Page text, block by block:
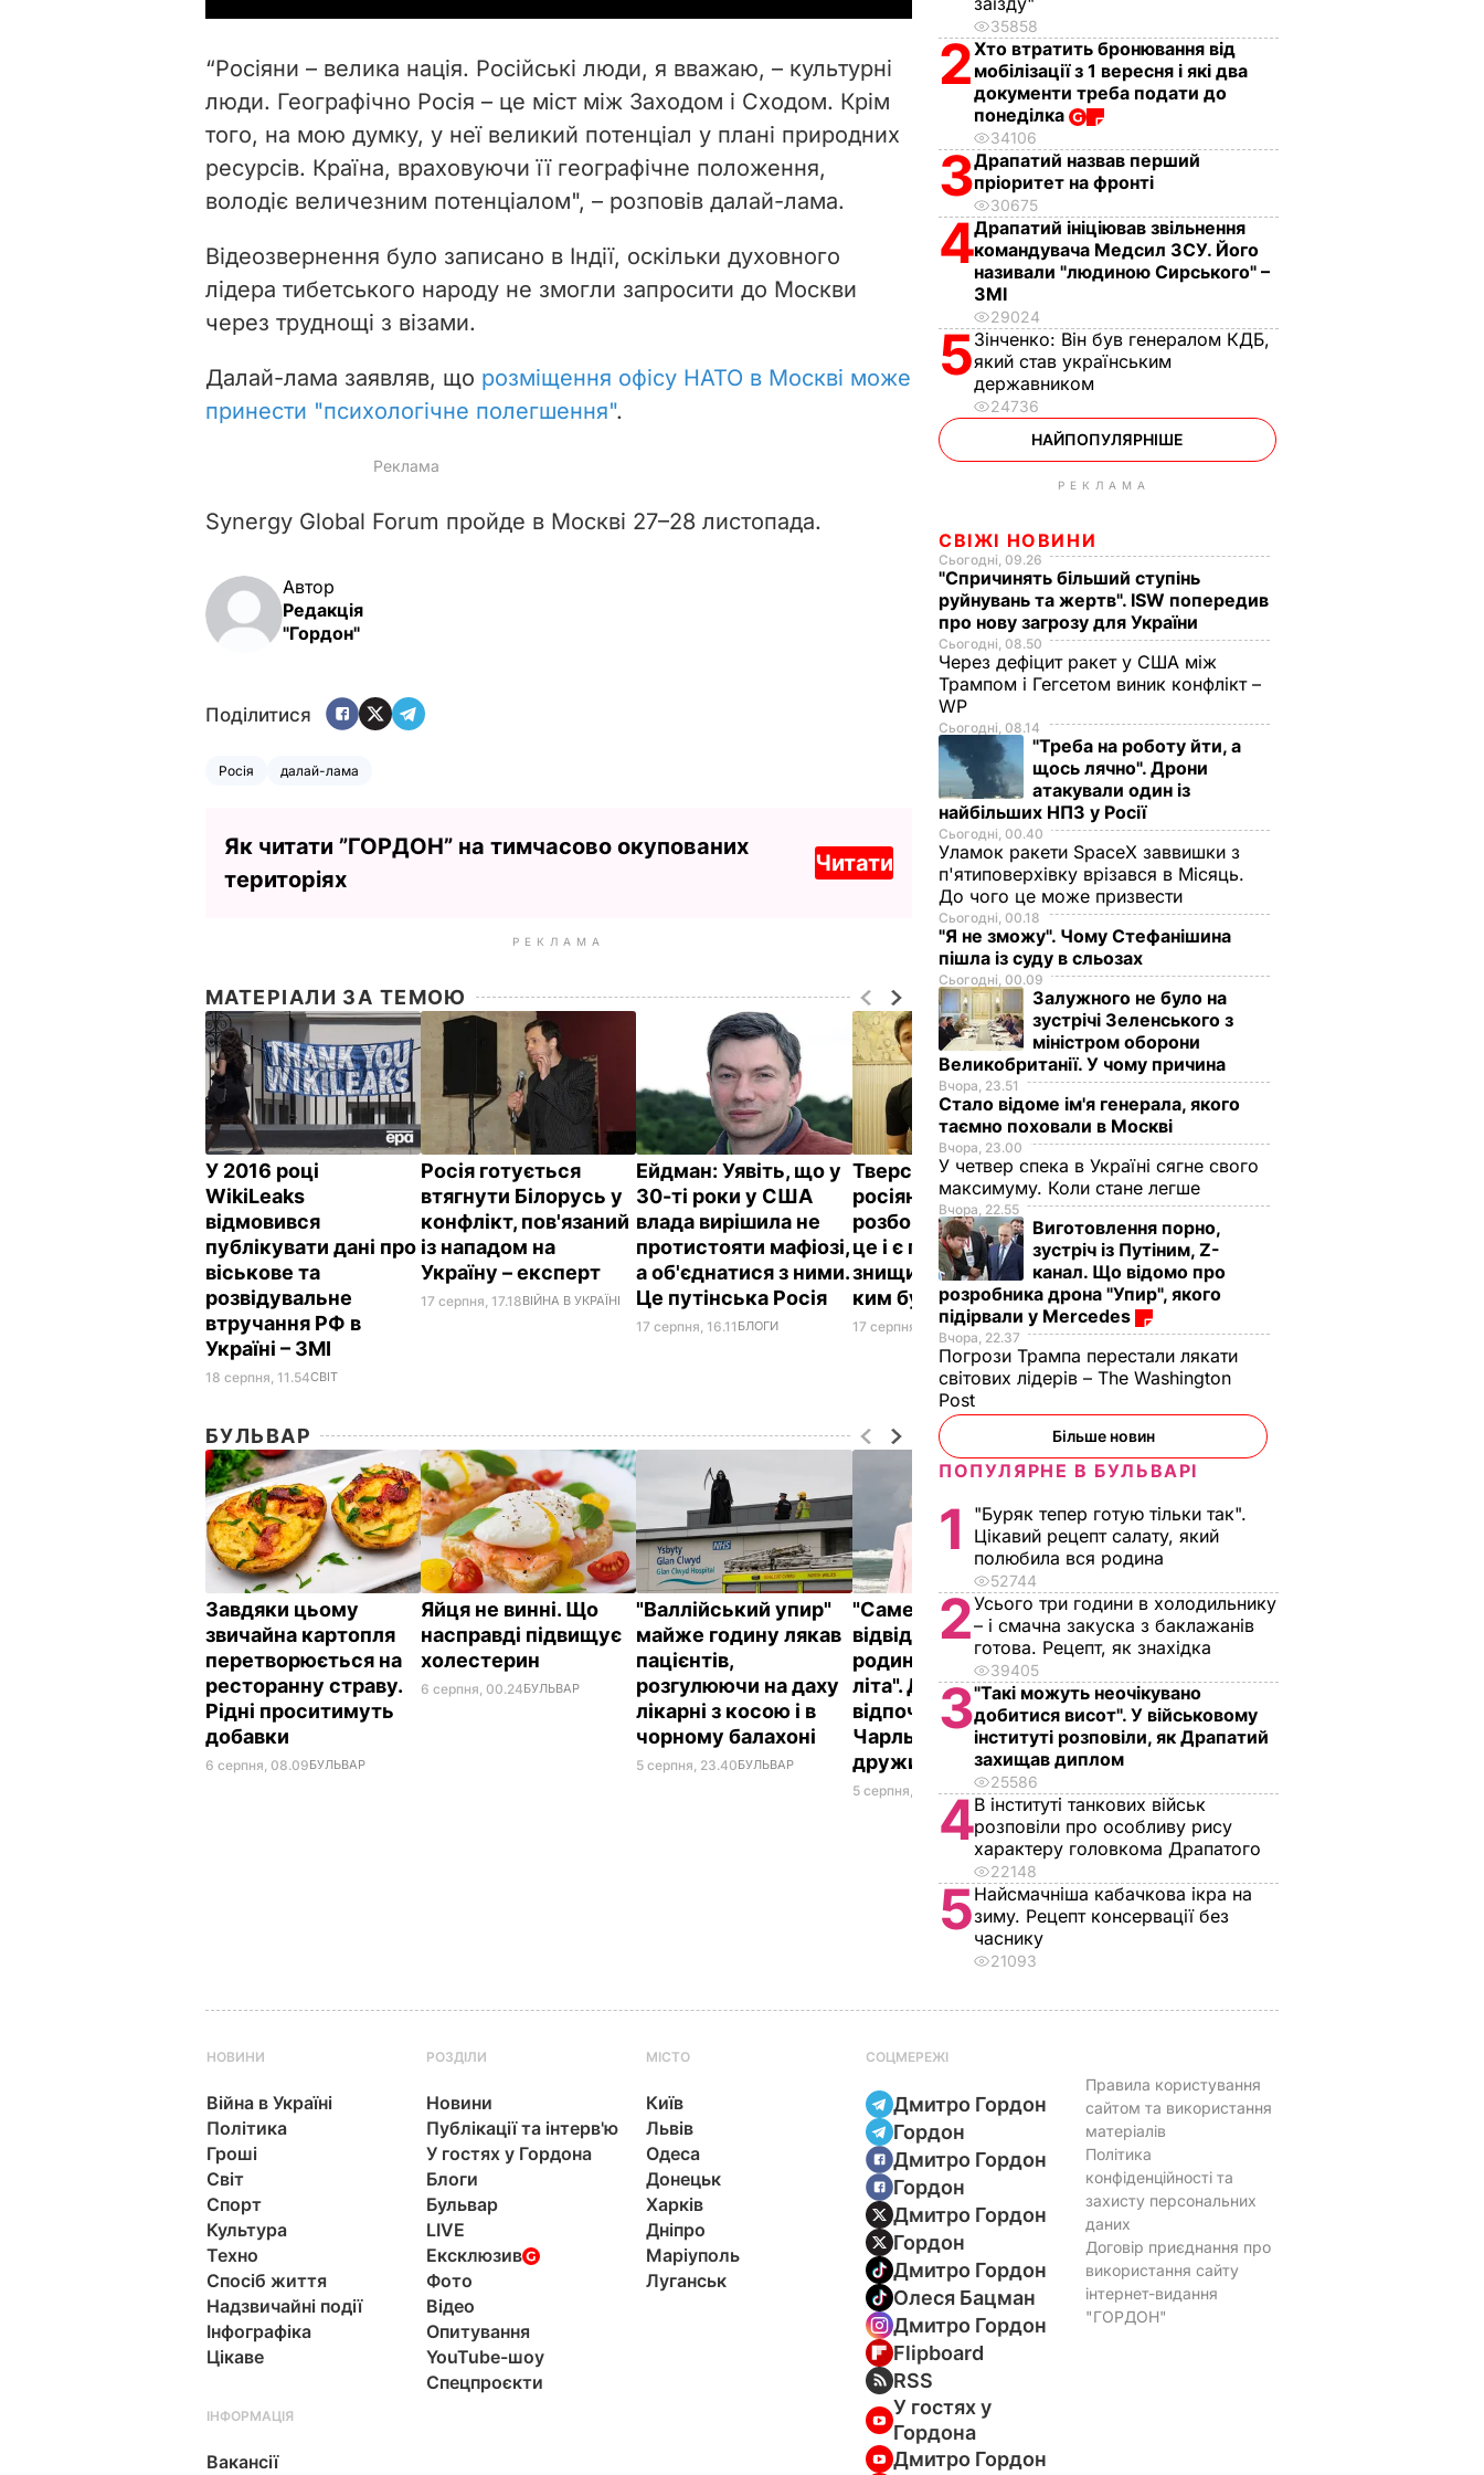
i
d
e
o
“Росіяни – велика нація. Російські люди, я вважаю, – культурні
люди. Географічно Росія – це міст між Заходом і Сходом. Крім
того, на мою думку, у неї великий потенціал у плані природних
ресурсів. Країна, враховуючи її географічне положення,
володіє величезним потенціалом", – розповів далай-лама.
Відеозвернення було записано в Індії, оскільки духовного
лідера тибетського народу не змогли запросити до Москви
через труднощі з візами.
Далай-лама заявляв, що розміщення офісу НАТО в Москві може
принести "психологічне полегшення".
Synergy Global Forum пройде в Москві 27–28 листопада.
Автор
Редакція
"Гордон"
Поділитися
Росія далай-лама
Як читати ”ГОРДОН” на тимчасово окупованих
територіях
Читати
РЕКЛАМА
МАТЕРІАЛИ ЗА ТЕМОЮ
У 2016 році
WikiLeaks
відмовився
публікувати дані про
віськове та
розвідувальне
втручання РФ в
Україні – ЗМІ
18 серпня, 11.54СВІТ
Росія готується
втягнути Білорусь у
конфлікт, пов'язаний
із нападом на
Україну – експерт
17 серпня, 17.18ВІЙНА В УКРАЇНІ
Ейдман:Уявіть, що у
30-ті роки у США
влада вирішила не
протистояти мафіозі,
а об'єднатися з ними.
Це путінська Росія
17 серпня, 16.11 БЛОГИ
Тверськой:Те, що
росіяни хочуть
розбомбити Київ, –
це і є пацифізм. Якщо
знищити всіх, ні з
ким буде воювати
17 серпня, 15.16БЛОГИ
БУЛЬВАР
Завдяки цьому
звичайна картопля
перетворюється на
ресторанну страву.
Рідні проситимуть
добавки
6 серпня, 08.09БУЛЬВАР
Яйця не винні. Що
насправді підвищує
холестерин
6 серпня, 00.24БУЛЬВАР
"Валлійський упир"
майже годину лякав
пацієнтів,
розгулюючи на даху
лікарні з косою і в
чорному балахоні
5 серпня, 23.40БУЛЬВАР
"Саме там його
відвідують члени
родини протягом
літа". Де
відпочивають
Чарльз III і його
дружина Камілла
5 серпня, 20.33БУЛЬВАР
Названа найкраща
сіль для консервації,
оберіть її – і кришки
на банках не
"позриває"
5 серпня, 19.25БУЛЬВАР
35858
2Хто втратить бронювання від
мобілізації з 1 вересня і які два
документи треба подати до
понеділка
34106
3Драпатий назвав перший
пріоритет на фронті
30675
4Драпатий ініціював звільнення
командувача Медсил ЗСУ. Його
називали "людиною Сирського" –
ЗМІ
29024
5Зінченко: Він був генералом КДБ,
який став українським
державником
24736
НАЙПОПУЛЯРНІШЕ
РЕКЛАМА
СВІЖІ НОВИНИ
Сьогодні, 09.26
"Спричинять більший ступінь
руйнувань та жертв". ISW попередив
про нову загрозу для України
Сьогодні, 08.50
Через дефіцит ракет у США між
Трампом і Гегсетом виник конфлікт –
WP
Сьогодні, 08.14
"Треба на роботу йти, а
щось лячно". Дрони
атакували один із
найбільших НПЗ у Росії
Сьогодні, 00.40
Уламок ракети SpaceX заввишки з
п'ятиповерхівку врізався в Місяць.
До чого це може призвести
Сьогодні, 00.18
"Я не зможу". Чому Стефанішина
пішла із суду в сльозах
Сьогодні, 00.09
Залужного не було на
зустрічі Зеленського з
міністром оборони
Великобританії. У чому причина
Вчора, 23.51
Стало відоме ім'я генерала, якого
таємно поховали в Москві
Вчора, 23.00
У четвер спека в Україні сягне свого
максимуму. Коли стане легше
Вчора, 22.55
Виготовлення порно,
зустріч із Путіним, Z-
канал. Що відомо про
розробника дрона "Упир", якого
підірвали у Mercedes
Вчора, 22.37
Погрози Трампа перестали лякати
світових лідерів – The Washington
Post
Більше новин
ПОПУЛЯРНЕ В БУЛЬВАРІ
1
"Буряк тепер готую тільки так".
Цікавий рецепт салату, який
полюбила вся родина
52744
2Усього три години в холодильнику
– і смачна закуска з баклажанів
готова. Рецепт, як знахідка
39405
3"Такі можуть неочікувано
добитися висот". У військовому
інституті розповіли, як Драпатий
захищав диплом
25586
4В інституті танкових військ
розповіли про особливу рису
характеру головкома Драпатого
22148
5Найсмачніша кабачкова ікра на
зиму. Рецепт консервації без
часнику
21093
НОВИНИ
Війна в Україні
Політика
Гроші
Світ
Спорт
Культура
Техно
Спосіб життя
Надзвичайні події
Інфографіка
Цікаве
РОЗДІЛИ
Новини
Публікації та інтерв'ю
У гостях у Гордона
Блоги
Бульвар
LIVE
Ексклюзив
Фото
Відео
Опитування
YouTube-шоу
Спецпроєкти
МІСТО
Київ
Львів
Одеса
Донецьк
Харків
Дніпро
Маріуполь
Луганськ
СОЦМЕРЕЖІ
Дмитро Гордон
Гордон
Дмитро Гордон
Гордон
Дмитро Гордон
Гордон
Дмитро Гордон
Олеся Бацман
Дмитро Гордон
Flipboard
RSS
У гостях у
Гордона
Дмитро Гордон
ІНФОРМАЦІЯ
Вакансії
Правила користування
сайтом та використання
матеріалів
Політика
конфіденційності та
захисту персональних
даних
Договір приєднання про
використання сайту
інтернет-видання
"ГОРДОН"